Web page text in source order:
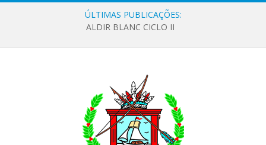
ÚLTIMAS PUBLICAÇÕES:
ALDIR BLANC CICLO II